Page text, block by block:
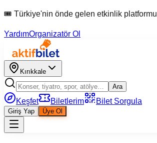
🎟 Türkiye'nin önde gelen etkinlik platformu
YardımOrganizatör Ol
Kırıkkale
Ara
Keşfet Biletlerim Bilet Sorgula
Giriş Yap Üye Ol